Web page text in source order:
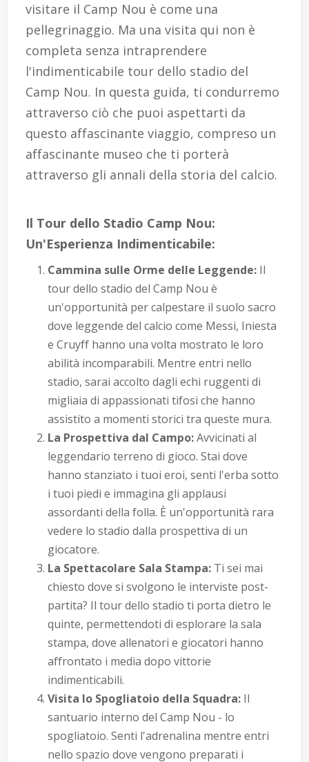
visitare il Camp Nou è come una
pellegrinaggio. Ma una visita qui non è
completa senza intraprendere
l'indimenticabile tour dello stadio del
Camp Nou. In questa guida, ti condurremo
attraverso ciò che puoi aspettarti da
questo affascinante viaggio, compreso un
affascinante museo che ti porterà
attraverso gli annali della storia del calcio.
Il Tour dello Stadio Camp Nou:
Un'Esperienza Indimenticabile:
Cammina sulle Orme delle Leggende: Il
tour dello stadio del Camp Nou è
un'opportunità per calpestare il suolo sacro
dove leggende del calcio come Messi, Iniesta
e Cruyff hanno una volta mostrato le loro
abilità incomparabili. Mentre entri nello
stadio, sarai accolto dagli echi ruggenti di
migliaia di appassionati tifosi che hanno
assistito a momenti storici tra queste mura.
La Prospettiva dal Campo:Avvicinati al
leggendario terreno di gioco. Stai dove
hanno stanziato i tuoi eroi, senti l'erba sotto
i tuoi piedi e immagina gli applausi
assordanti della folla. È un'opportunità rara
vedere lo stadio dalla prospettiva di un
giocatore.
La Spettacolare Sala Stampa: Ti sei mai
chiesto dove si svolgono le interviste post-
partita? Il tour dello stadio ti porta dietro le
quinte, permettendoti di esplorare la sala
stampa, dove allenatori e giocatori hanno
affrontato i media dopo vittorie
indimenticabili.
Visita lo Spogliatoio della Squadra: Il
santuario interno del Camp Nou - lo
spogliatoio. Senti l'adrenalina mentre entri
nello spazio dove vengono preparati i